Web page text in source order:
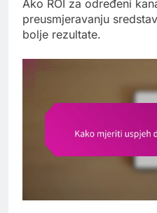
Ako ROI za određeni
preusmjeravanju
bolje rezultate.